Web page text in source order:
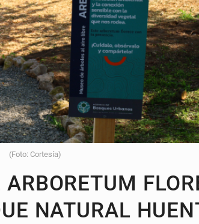
fraude telefónico
(Foto: Cortesía)
NATURAL